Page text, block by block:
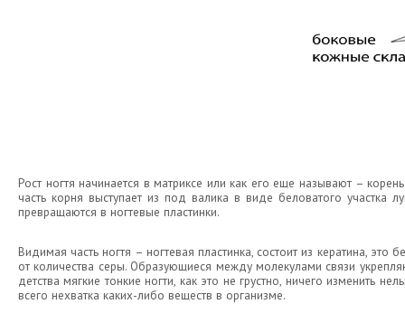
Рост ногтя начинается в матриксе или как его еще называют –
часть корня выступает из под валика в виде беловатого участка
превращаются в ногтевые пластинки.
Видимая часть ногтя – ногтевая пластинка, состоит из кератина,
от количества серы. Образующиеся между молекулами связи
детства мягкие тонкие ногти, как это не грустно, ничего изменить
всего нехватка каких-либо веществ в организме.